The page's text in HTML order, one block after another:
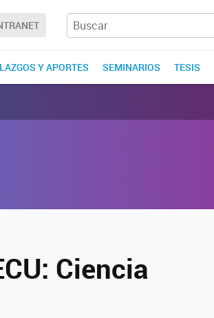
Y APORTES SEMINARIOS TESIS
Ciencia